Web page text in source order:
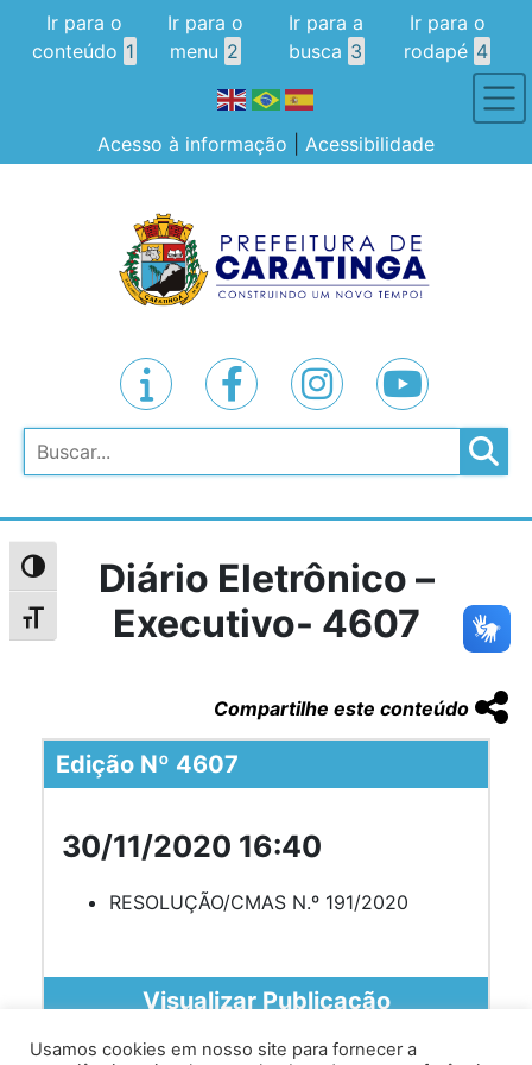
Alternar alto contraste
Alternar tamanho da fonte
Ir para o
conteúdo 1
Ir para o
menu 2
Ir para a
busca 3
Ir para o
rodapé 4
Acesso à informação Acessibilidade
Pesquisar
Diário Eletrônico –
Executivo- 4607
Compartilhe este conteúdo
Edição Nº 4607
30/11/2020 16:40
RESOLUÇÃO/CMAS N.º 191/2020
Visualizar Publicação
Usamos cookies em nosso site para fornecer a